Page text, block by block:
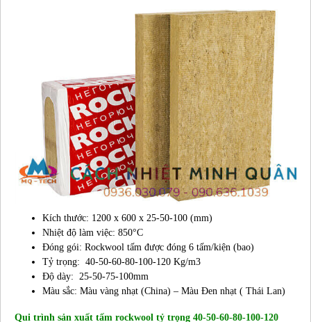
Kích thước: 1200 x 600 x 25-50-100 (mm)
Nhiệt độ làm việc: 850°C
Đóng gói: Rockwool tấm được đóng 6 tấm/kiện (bao)
Tỷ trọng: 40-50-60-80-100-120 Kg/m3
Độ dày: 25-50-75-100mm
Màu sắc: Màu vàng nhạt (China) – Màu Đen nhạt ( Thái Lan)
Qui trình sản xuất tấm rockwool tỷ trọng 40-50-60-80-100-120